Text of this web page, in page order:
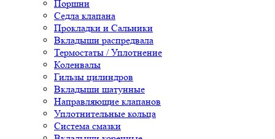
Поршни
Седла клапана
Прокладки и Сальники
Вкладыши распредвала
Термостаты / Уплотнение
Коленвалы
Гильзы цилиндров
Вкладыши шатунные
Направляющие клапанов
Уплотнительные кольца
Система смазки